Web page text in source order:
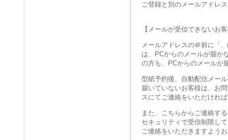
ご登録と別のメールアドレ
【メールが受信できないお
メールアドレスの＠前に「.
は、PCからのメールが届か
の方も、PCからのメールが
型紙予約後、自動配信メー
届いていないお客様は、お
スにてご連絡をいただけれ
また、こちらからご連絡す
セキュリティで受信制限し
ご連絡をいただきますよう